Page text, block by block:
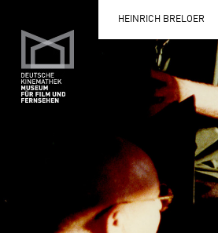
HEINRICH BRELOER